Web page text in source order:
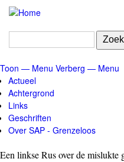
Overslaan
naar
gaan
Zoeken
Menu
Toon — Menu Verberg — Menu
Actueel
Achtergrond
Links
Geschriften
Over SAP - Grenzeloos
Een linkse Rus over de mislukte